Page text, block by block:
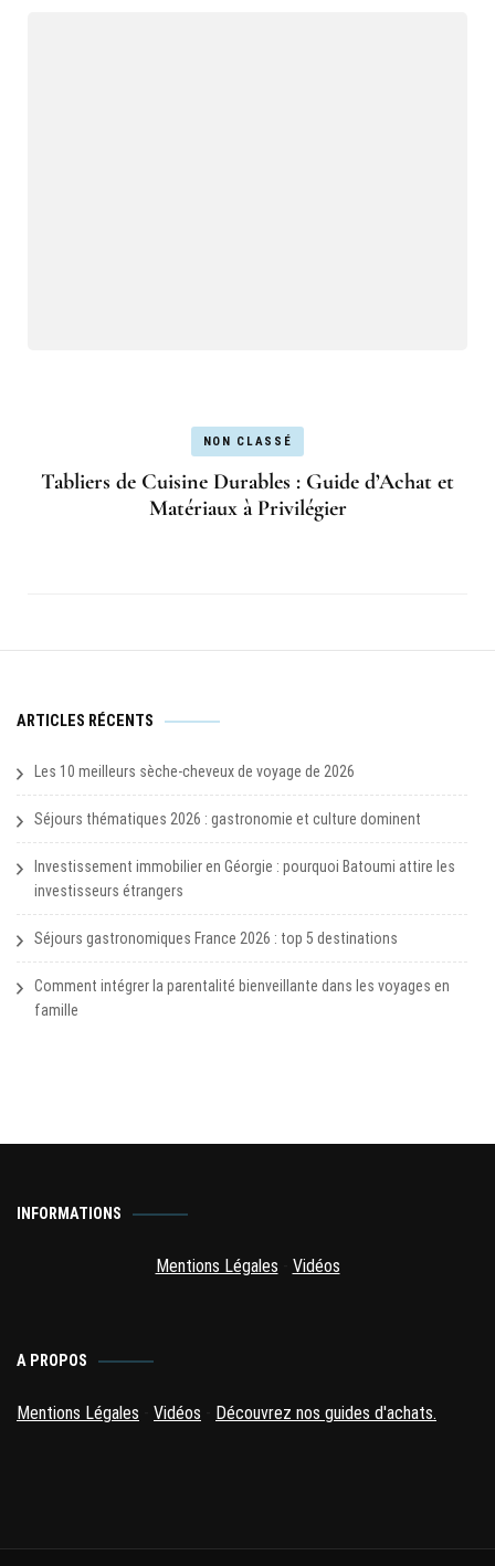
NON CLASSÉ
Tabliers de Cuisine Durables : Guide d’Achat et
Matériaux à Privilégier
ARTICLES RÉCENTS
Les 10 meilleurs sèche-cheveux de voyage de 2026
Séjours thématiques 2026 : gastronomie et culture dominent
Investissement immobilier en Géorgie : pourquoi Batoumi attire les
investisseurs étrangers
Séjours gastronomiques France 2026 : top 5 destinations
Comment intégrer la parentalité bienveillante dans les voyages en
famille
INFORMATIONS
Mentions Légales Vidéos
A PROPOS
Mentions Légales Vidéos Découvrez nos guides d'achats.